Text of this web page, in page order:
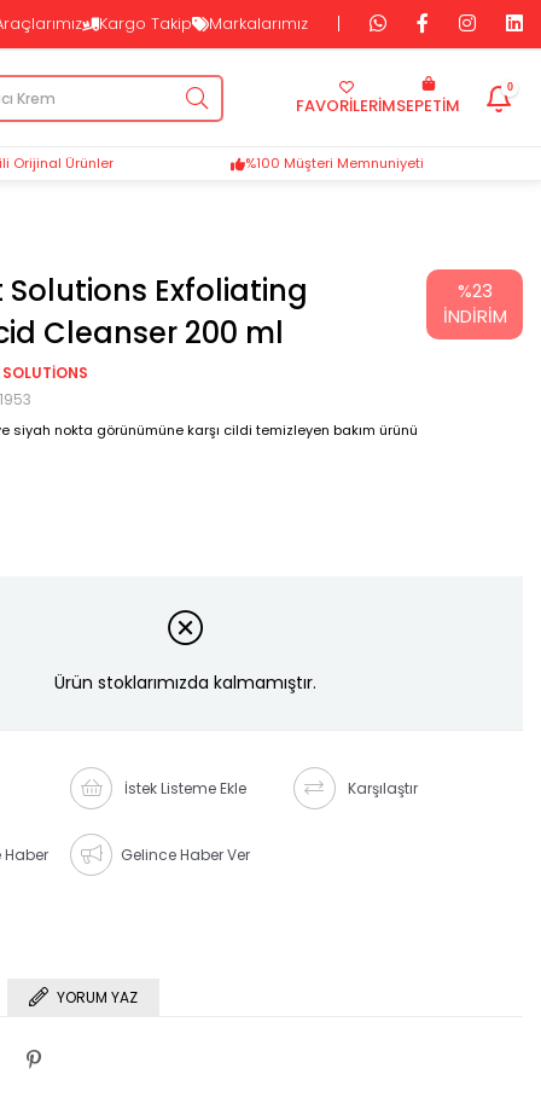
Kargo Takip Markalarımız
SEPETIM
FAVORİLERİM
0
Orijinal Ürünler %100 Müşteri Memnuniyeti
Solutions Exfoliating
Cleanser 200 ml
siyah nokta görünümüne karşı cildi temizleyen bakım ürünü
%23
İNDIRIM
Ürün stoklarımızda kalmamıştır.
İstek Listeme Ekle Karşılaştır
Haber Gelince Haber Ver
YORUM YAZ